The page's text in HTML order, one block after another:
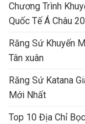
Chương Trình
Quốc Tế Á Châu
Răng Sứ Khuyến
Tân xuân
Răng Sứ Katana
Mới Nhất
Top 10 Địa Chỉ